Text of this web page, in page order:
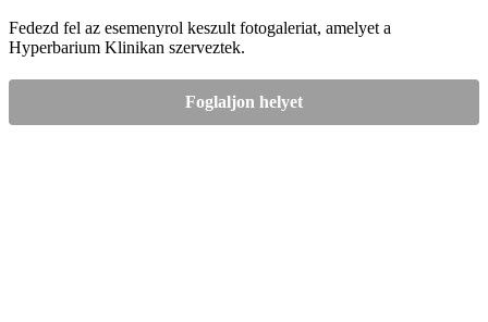
Fedezd fel az esemenyrol keszult fotogaleriat, amelyet a
Hyperbarium Klinikan szerveztek.
Foglaljon helyet